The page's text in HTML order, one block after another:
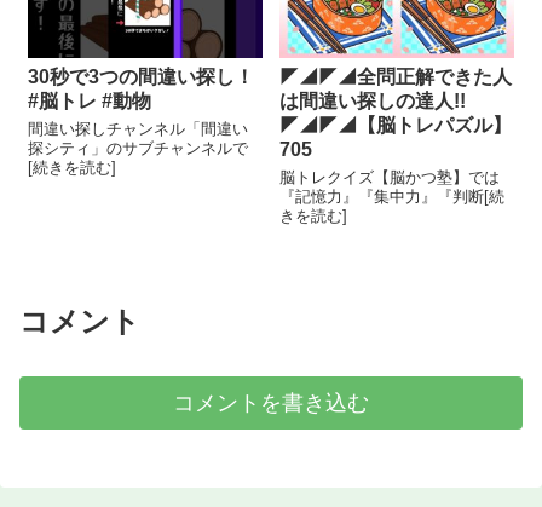
30秒で3つの間違い探し！
#脳トレ #動物
間違い探しチャンネル「間違い
探シティ」のサブチャンネルで
[続きを読む]
◤◢◤◢全問正解できた人
は間違い探しの達人!!
◤◢◤◢【脳トレパズル】
705
脳トレクイズ【脳かつ塾】では
『記憶力』『集中力』『判断[続
きを読む]
コメント
コメントを書き込む